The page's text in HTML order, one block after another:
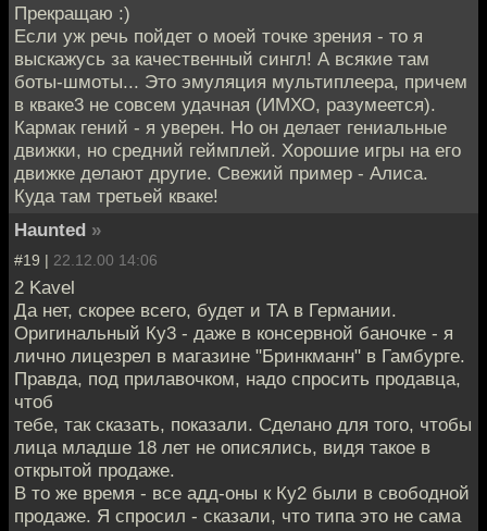
Прекращаю :)
Если уж речь пойдет о моей точке зрения - то я
выскажусь за качественный сингл! А всякие там
боты-шмоты... Это эмуляция мультиплеера, причем
в кваке3 не совсем удачная (ИМХО, разумеется).
Кармак гений - я уверен. Но он делает гениальные
движки, но средний геймплей. Хорошие игры на его
движке делают другие. Свежий пример - Алиса.
Куда там третьей кваке!
Haunted »
#19 | 22.12.00 14:06
2 Kavel
Да нет, скорее всего, будет и ТА в Германии.
Оригинальный Ку3 - даже в консервной баночке - я
лично лицезрел в магазине "Бринкманн" в Гамбурге.
Правда, под прилавочком, надо спросить продавца,
чтоб
тебе, так сказать, показали. Сделано для того, чтобы
лица младше 18 лет не описялись, видя такое в
открытой продаже.
В то же время - все адд-оны к Ку2 были в свободной
продаже. Я спросил - сказали, что типа это не сама